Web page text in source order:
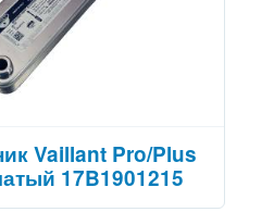
Vaillant Pro/Plus
17B1901215